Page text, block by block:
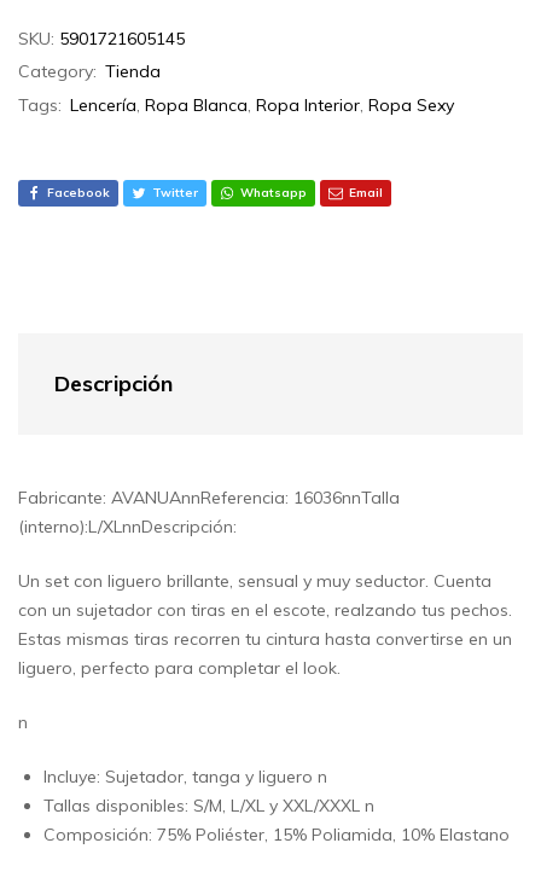
SKU: 5901721605145
Category: Tienda
Tags: Lencería, Ropa Blanca, Ropa Interior, Ropa Sexy
Facebook Twitter Whatsapp Email
Descripción
Fabricante: AVANUAnnReferencia: 16036nnTalla
(interno):L/XLnnDescripción:
Un set con liguero brillante, sensual y muy seductor. Cuenta
con un sujetador con tiras en el escote, realzando tus pechos.
Estas mismas tiras recorren tu cintura hasta convertirse en un
liguero, perfecto para completar el look.
n
Incluye: Sujetador, tanga y liguero n
Tallas disponibles: S/M, L/XL y XXL/XXXL n
Composición: 75% Poliéster, 15% Poliamida, 10% Elastano